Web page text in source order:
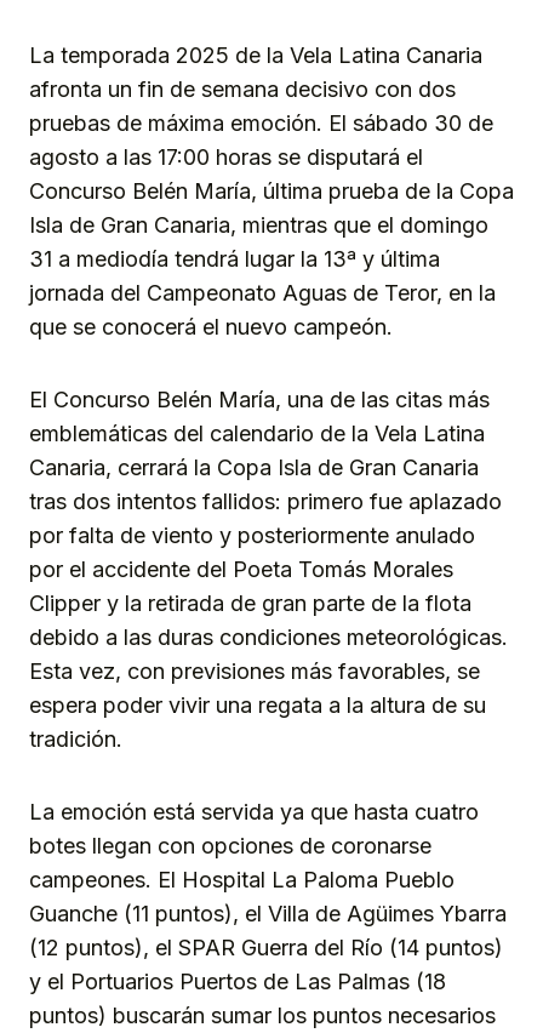
La temporada 2025 de la Vela Latina Canaria
afronta un fin de semana decisivo con dos
pruebas de máxima emoción. El sábado 30 de
agosto a las 17:00 horas se disputará el
Concurso Belén María, última prueba de la Copa
Isla de Gran Canaria, mientras que el domingo
31 a mediodía tendrá lugar la 13ª y última
jornada del Campeonato Aguas de Teror, en la
que se conocerá el nuevo campeón.
El Concurso Belén María, una de las citas más
emblemáticas del calendario de la Vela Latina
Canaria, cerrará la Copa Isla de Gran Canaria
tras dos intentos fallidos: primero fue aplazado
por falta de viento y posteriormente anulado
por el accidente del Poeta Tomás Morales
Clipper y la retirada de gran parte de la flota
debido a las duras condiciones meteorológicas.
Esta vez, con previsiones más favorables, se
espera poder vivir una regata a la altura de su
tradición.
La emoción está servida ya que hasta cuatro
botes llegan con opciones de coronarse
campeones. El Hospital La Paloma Pueblo
Guanche (11 puntos), el Villa de Agüimes Ybarra
(12 puntos), el SPAR Guerra del Río (14 puntos)
y el Portuarios Puertos de Las Palmas (18
puntos) buscarán sumar los puntos necesarios